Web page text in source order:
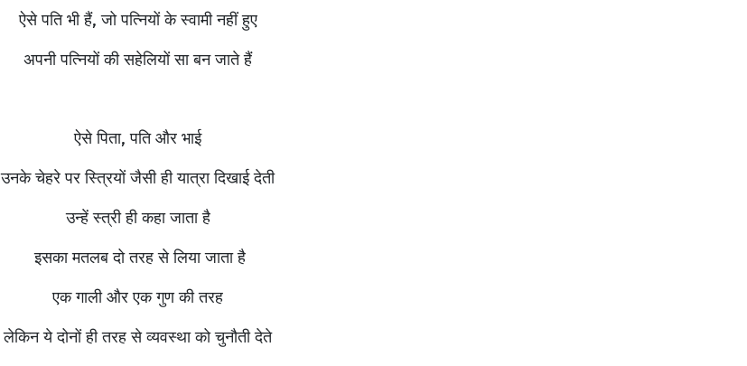
ऐसे पति भी हैं, जो पत्नियों के स्वामी नहीं हुए
अपनी पत्नियों की सहेलियों सा बन जाते हैं
ऐसे पिता, पति और भाई
उनके चेहरे पर स्त्रियों जैसी ही यात्रा दिखाई देती
उन्हें स्त्री ही कहा जाता है
इसका मतलब दो तरह से लिया जाता है
एक गाली और एक गुण की तरह
लेकिन ये दोनों ही तरह से व्यवस्था को चुनौती देते